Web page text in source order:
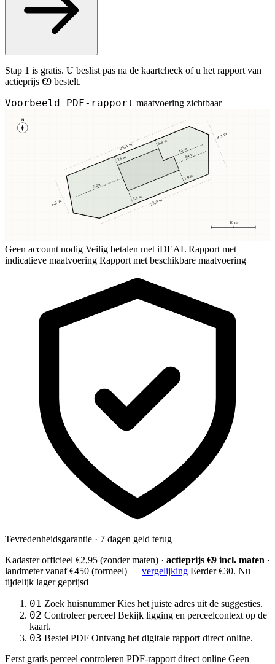
Stap 1 is gratis. U beslist pas na de kaartcheck of u het rapport van
actieprijs €9 bestelt.
Voorbeeld PDF-rapport maatvoering zichtbaar
N
10 m
3,8 m
3,8 m
5,1 m
2,9 m
7,2 m
3,4 m
4,1 m
25,4 m
23,8 m
8,2 m
9,1 m
Geen account nodig Veilig betalen met iDEAL Rapport met
indicatieve maatvoering Rapport met beschikbare maatvoering
Tevredenheidsgarantie · 7 dagen geld terug
Kadaster officieel €2,95 (zonder maten) · actieprijs €9 incl. maten ·
landmetervanaf €450 (formeel) — vergelijking Eerder €30. Nu
tijdelijk lager geprijsd
01 Zoek huisnummer Kies het juiste adres uit de suggesties.
02 Controleer perceel Bekijk ligging en perceelcontext op de
kaart.
03 Bestel PDF Ontvang het digitale rapport direct online.
Eerst gratis perceel controleren PDF-rapport direct online Geen